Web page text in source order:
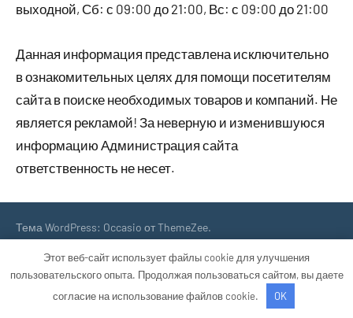
выходной, Сб: с 09:00 до 21:00, Вс: с 09:00 до 21:00
Данная информация представлена исключительно
в ознакомительных целях для помощи посетителям
сайта в поиске необходимых товаров и компаний. Не
является рекламой! За неверную и изменившуюся
информацию Администрация сайта
ответственность не несет.
Тема WordPress: Occasio от ThemeZee.
Этот веб-сайт использует файлы cookie для улучшения
пользовательского опыта. Продолжая пользоваться сайтом, вы даете
согласие на использование файлов cookie.
OK